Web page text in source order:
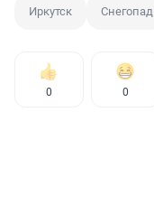
Иркутск Снегопад
0 0